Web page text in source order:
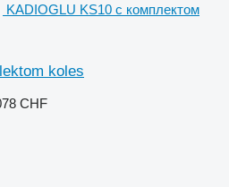
KADIOGLU KS10 с комплектом
koles
CHF